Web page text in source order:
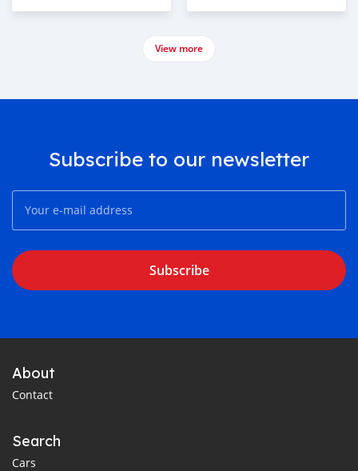
View more
Subscribe to our newsletter
Subscribe
About
Contact
Search
Cars